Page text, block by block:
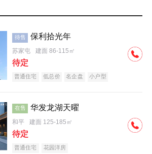
待售 保利拾光年
苏家屯 建面 86-115㎡
待定
普通住宅 低总价 名企盘 小户型
在售 华发龙湖天曜
和平 建面 125-185㎡
待定
普通住宅 花园洋房